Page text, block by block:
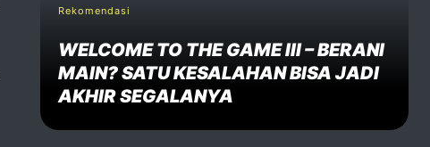
Rekomendasi
WELCOME TO THE GAME III – BERANI
MAIN? SATU KESALAHAN BISA JADI
AKHIR SEGALANYA